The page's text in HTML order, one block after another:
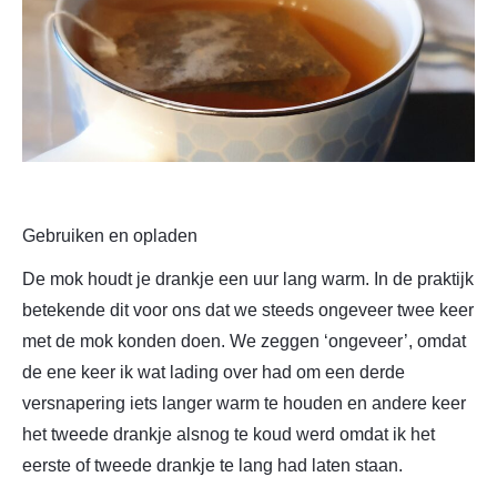
Gebruiken en opladen
De mok houdt je drankje een uur lang warm. In de praktijk
betekende dit voor ons dat we steeds ongeveer twee keer
met de mok konden doen. We zeggen ‘ongeveer’, omdat
de ene keer ik wat lading over had om een derde
versnapering iets langer warm te houden en andere keer
het tweede drankje alsnog te koud werd omdat ik het
eerste of tweede drankje te lang had laten staan.